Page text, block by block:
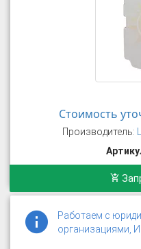
Стоимость
Производитель:
Работаем с
организациями,